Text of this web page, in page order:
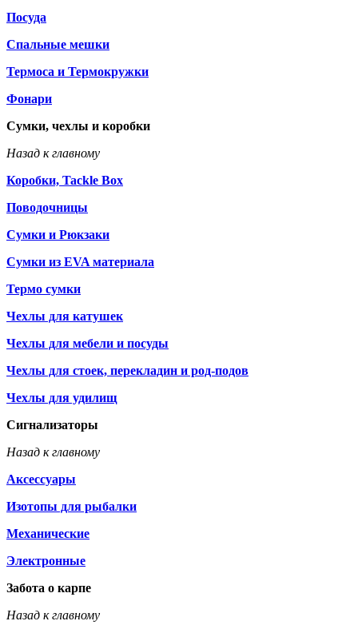
Посуда
Спальные мешки
Термоса и Термокружки
Фонари
Сумки, чехлы и коробки
Назад к главному
Коробки, Tackle Box
Поводочницы
Сумки и Рюкзаки
Сумки из EVA материала
Термо сумки
Чехлы для катушек
Чехлы для мебели и посуды
Чехлы для стоек, перекладин и род-подов
Чехлы для удилищ
Сигнализаторы
Назад к главному
Аксессуары
Изотопы для рыбалки
Механические
Электронные
Забота о карпе
Назад к главному